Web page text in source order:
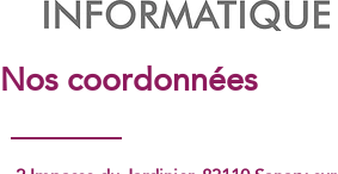
Nos coordonnées